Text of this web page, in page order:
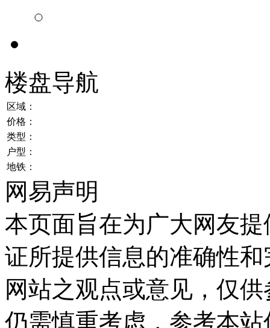
楼盘导航
区域：
价格：
类型：
户型：
地铁：
网易声明
本页面旨在为广大网友
证所提供信息的准确性
网站之观点或意见，仅
仍需慎重考虑，参考本